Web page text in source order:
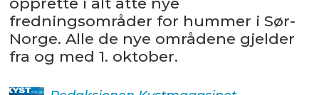
fredningsområder for hummer i Sør-
Norge. Alle de nye områdene gjelder
fra og med 1. oktober.